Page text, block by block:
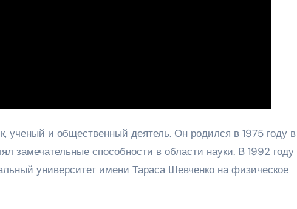
ученый и общественный деятель. Он родился в 1975 году в
замечательные способности в области науки. В 1992 году
университет имени Тараса Шевченко на физическое